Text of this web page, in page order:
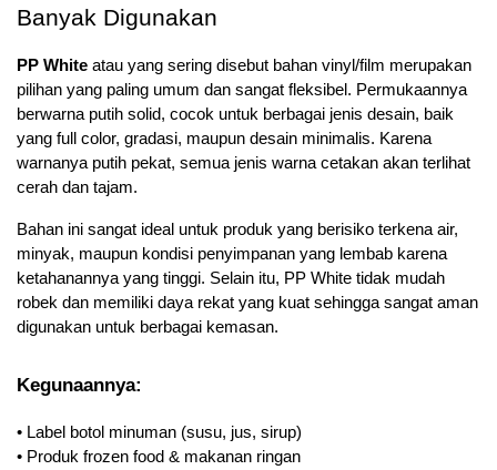
Banyak Digunakan
PP White atau yang sering disebut bahan vinyl/film merupakan
pilihan yang paling umum dan sangat fleksibel. Permukaannya
berwarna putih solid, cocok untuk berbagai jenis desain, baik
yang full color, gradasi, maupun desain minimalis. Karena
warnanya putih pekat, semua jenis warna cetakan akan terlihat
cerah dan tajam.
Bahan ini sangat ideal untuk produk yang berisiko terkena air,
minyak, maupun kondisi penyimpanan yang lembab karena
ketahanannya yang tinggi. Selain itu, PP White tidak mudah
robek dan memiliki daya rekat yang kuat sehingga sangat aman
digunakan untuk berbagai kemasan.
Kegunaannya:
• Label botol minuman (susu, jus, sirup)
• Produk frozen food & makanan ringan